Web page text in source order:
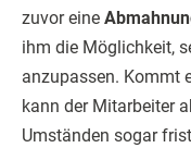
zuvor eine
ihm die Möglichkeit,
anzupassen. Kommt
kann der Mitarbeiter
Umständen sogar